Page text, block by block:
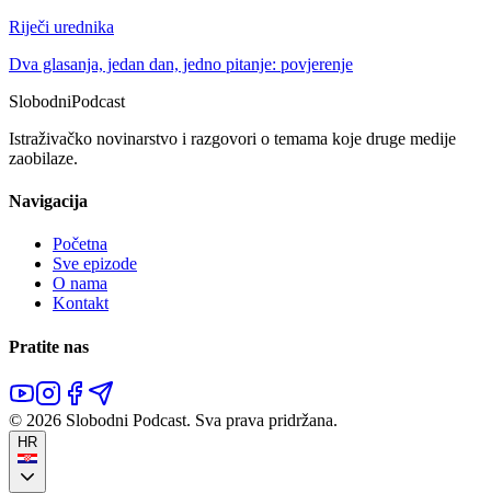
Riječi urednika
Dva glasanja, jedan dan, jedno pitanje: povjerenje
SlobodniPodcast
Istraživačko novinarstvo i razgovori o temama koje druge medije
zaobilaze.
Navigacija
Početna
Sve epizode
O nama
Kontakt
Pratite nas
© 2026 Slobodni Podcast. Sva prava pridržana.
HR